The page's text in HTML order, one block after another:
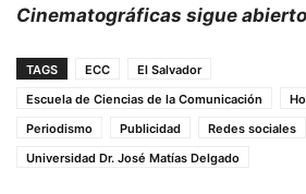
Cinematográficas sigue
TAGS ECC
El Salvador
Escuela de Ciencias de la Comunicación
Periodismo
Publicidad Redes sociales
Universidad Dr. José Matías Delgado